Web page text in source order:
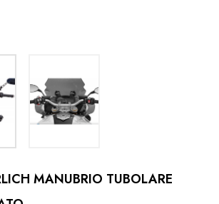
MANUBRIO TUBOLARE